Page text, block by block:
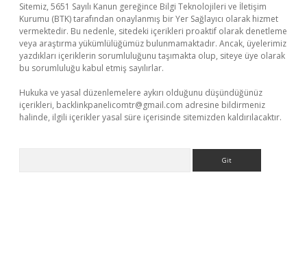
Sitemiz, 5651 Sayılı Kanun gereğince Bilgi Teknolojileri ve İletişim
Kurumu (BTK) tarafından onaylanmış bir Yer Sağlayıcı olarak hizmet
vermektedir. Bu nedenle, sitedeki içerikleri proaktif olarak denetleme
veya araştırma yükümlülüğümüz bulunmamaktadır. Ancak, üyelerimiz
yazdıkları içeriklerin sorumluluğunu taşımakta olup, siteye üye olarak
bu sorumluluğu kabul etmiş sayılırlar.
Hukuka ve yasal düzenlemelere aykırı olduğunu düşündüğünüz
içerikleri, backlinkpanelicomtr@gmail.com adresine bildirmeniz
halinde, ilgili içerikler yasal süre içerisinde sitemizden kaldırılacaktır.